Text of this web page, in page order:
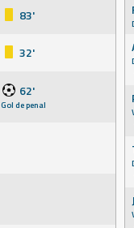
83'
32'
62'
Gol de penal